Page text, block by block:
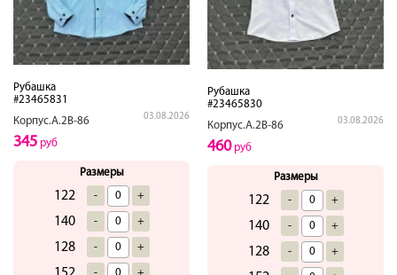
Рубашка
#23465831
Корпус.А.2В-86
03.08.2026
345 руб
Размеры
122 - +
140 - +
128 - +
- +
Рубашка
#23465830
Корпус.А.2В-86
03.08.2026
460руб
Размеры
122 - +
140 - +
128 - +